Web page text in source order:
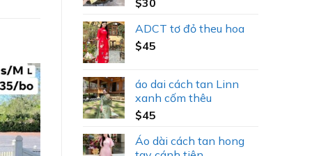
$30
ADCT tơ đỏ theu hoa
$45
áo dai cách tan Linn
xanh cốm thêu
$45
Áo dài cách tan hong